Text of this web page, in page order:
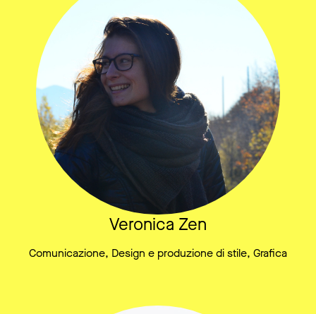
Veronica Zen
Comunicazione, Design e produzione di stile, Grafica